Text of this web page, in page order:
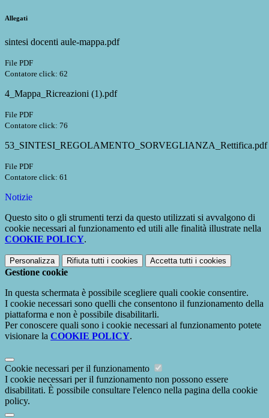
Allegati
sintesi docenti aule-mappa.pdf
File PDF
Contatore click: 62
4_Mappa_Ricreazioni (1).pdf
File PDF
Contatore click: 76
53_SINTESI_REGOLAMENTO_SORVEGLIANZA_Rettifica.pdf
File PDF
Contatore click: 61
Notizie
Questo sito o gli strumenti terzi da questo utilizzati si avvalgono di
cookie necessari al funzionamento ed utili alle finalità illustrate nella
COOKIE POLICY.
Personalizza Rifiuta tutti i cookies Accetta tutti i cookies
Gestione cookie
In questa schermata è possibile scegliere quali cookie consentire.
I cookie necessari sono quelli che consentono il funzionamento della
piattaforma e non è possibile disabilitarli.
Per conoscere quali sono i cookie necessari al funzionamento potete
visionare la COOKIE POLICY.
Cookie necessari per il funzionamento
I cookie necessari per il funzionamento non possono essere
disabilitati. È possibile consultare l'elenco nella pagina della cookie
policy.